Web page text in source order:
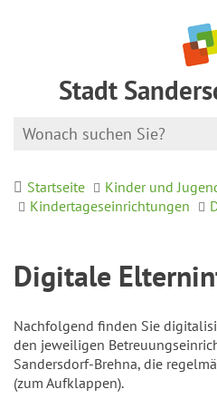
Stadt
Startseite
Kinder und
Kindertageseinrichtungen
Digitale
Nachfolgend finden Sie
den jeweiligen
Sandersdorf-Brehna, die
(zum Aufklappen).